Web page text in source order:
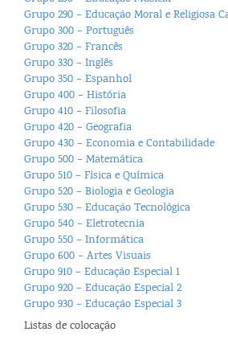
Grupo 290 – Educação Moral e Religiosa
Grupo 300 – Português
Grupo 320 – Francês
Grupo 330 – Inglês
Grupo 350 – Espanhol
Grupo 400 – História
Grupo 410 – Filosofia
Grupo 420 – Geografia
Grupo 430 – Economia e Contabilidade
Grupo 500 – Matemática
Grupo 510 – Física e Química
Grupo 520 – Biologia e Geologia
Grupo 530 – Educação Tecnológica
Grupo 540 – Eletrotecnia
Grupo 550 – Informática
Grupo 600 – Artes Visuais
Grupo 910 – Educação Especial 1
Grupo 920 – Educação Especial 2
Grupo 930 – Educação Especial 3
Listas de colocação